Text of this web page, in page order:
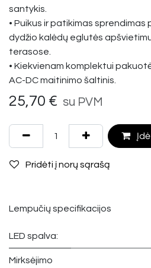
santykis.
• Puikus ir patikimas sprendimas
dydžio kalėdų eglutės
terasose.
• Kiekvienam komplektui
AC-DC maitinimo šaltinis.
25,70 € su PVM
Pridėti į norų sąrašą
Lempučių specifikacijos
LED spalva:
Mirksėjimo